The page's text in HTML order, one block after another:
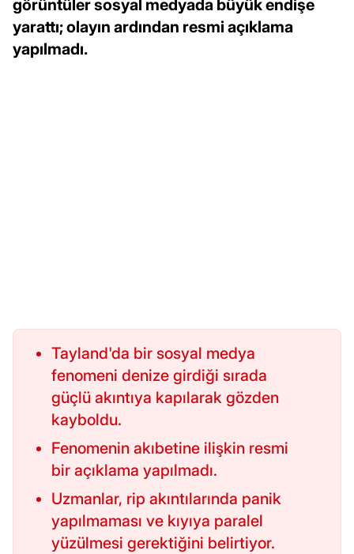
görüntüler sosyal medyada büyük endişe
yarattı; olayın ardından resmi açıklama
yapılmadı.
Tayland'da bir sosyal medya
fenomeni denize girdiği sırada
güçlü akıntıya kapılarak gözden
kayboldu.
Fenomenin akıbetine ilişkin resmi
bir açıklama yapılmadı.
Uzmanlar, rip akıntılarında panik
yapılmaması ve kıyıya paralel
yüzülmesi gerektiğini belirtiyor.